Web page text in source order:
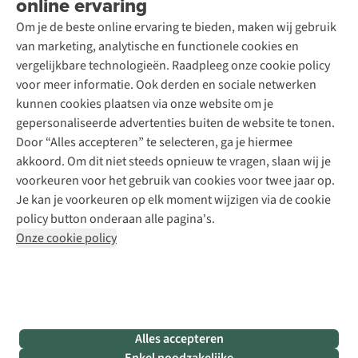
Om je de beste online ervaring te bieden, maken wij gebruik
van marketing, analytische en functionele cookies en
vergelijkbare technologieën. Raadpleeg onze cookie policy
voor meer informatie. Ook derden en sociale netwerken
kunnen cookies plaatsen via onze website om je
gepersonaliseerde advertenties buiten de website te tonen.
Door “Alles accepteren” te selecteren, ga je hiermee
akkoord. Om dit niet steeds opnieuw te vragen, slaan wij je
voorkeuren voor het gebruik van cookies voor twee jaar op.
Je kan je voorkeuren op elk moment wijzigen via de cookie
policy button onderaan alle pagina's.
Onze cookie policy
Alles accepteren
Contact
Toegankelijkheidsverklaring
Schoenonderhoud
Schoenherstelling
Kledingherstelling
Retouches
Voor bedrijven
Explore Academy
Explore Camp
Gear Check
Inspiratie & advies
Meld je aan voor de nieuwsbrief
Follow us
Disclaimer Privacy Policy
Algemene voorwaarden
Cookie Policy